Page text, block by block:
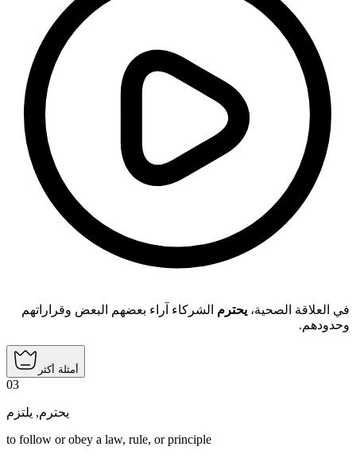
في العلاقة الصحية، يحترم الشركاء آراء بعضهم البعض وقراراتهم
وحدودهم.
أمثلة أكثر
03
يحترم, يلتزم
to follow or obey a law, rule, or principle